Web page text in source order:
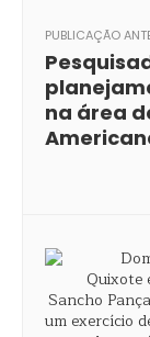
PUBLICAÇÃO
na área